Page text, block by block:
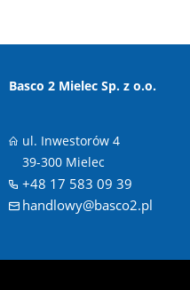
Basco 2 Mielec Sp. z o.o.
ul. Inwestorów 4
39-300 Mielec
+48 17 583 09 39
handlowy@basco2.pl